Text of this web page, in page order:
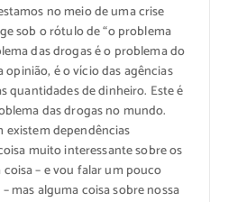
no meio de uma crise
sob o rótulo de “o problema
das drogas é o problema do
opinião, é o vício das agências
quantidades de dinheiro. Este é
das drogas no mundo.
existem dependências
muito interessante sobre os
– e vou falar um pouco
mas alguma coisa sobre nossa